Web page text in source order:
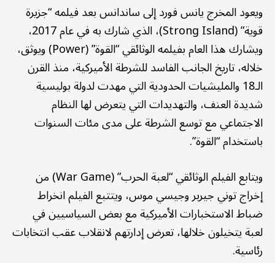
ويعود المخرج يانس فورد إلى ساندانس بعد فيلمه “جزيرة
قوية” (Strong Island)، الذي شارك به في عام 2017،
ويشارك هذا العام بفيلمه الوثائقي “القوة” (Power) ويوثق،
خلاله، تاريخ الجانب الفاسد للشرطة الأميركية، منذ القرن
الـ18 والمليشيات الحدودية التي مهدت لدولة بوليسية
شديدة العنف، والتهديدات التي يتعرض لها النظام
الاجتماعي مع توسع الشرطة على مدى مئات السنوات
باستخدام “القوة”.
ويتابع الفيلم الوثائقي “لعبة الحرب” (War Game) من
إخراج توني جيربر وجيسي موس، ويتتبع الفيلم انخراط
ضباط الاستخبارات الأميركية مع بعض السياسيين في
لعبة يتخيلون خلالها، تعرض إدارتهم لانقلاب عقب انتخابات
رئاسية.